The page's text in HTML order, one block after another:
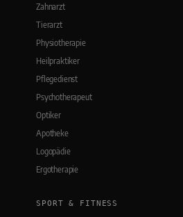
Zahnarzt
Tierarzt
Physiotherapie
Heilpraktiker
Pflegedienst
Psychotherapeut
Optiker
Apotheke
Logopädie
Ergotherapie
SPORT & FITNESS